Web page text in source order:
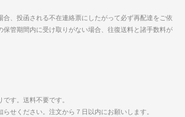
合、投函される不在連絡票にしたがって必ず再配達をご依
保管期間内に受け取りがない場合、往復送料と諸手数料が
です。送料不要です。
らせください。注文から７日以内にお願いします。